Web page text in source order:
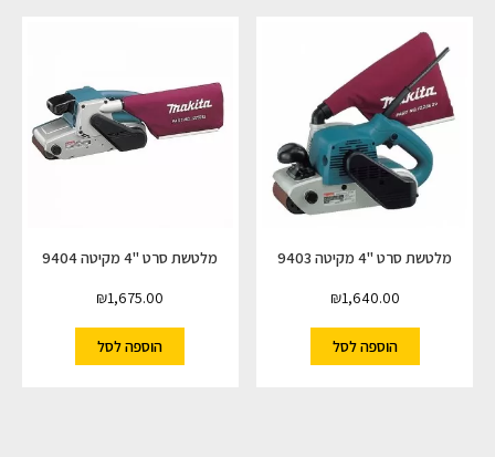
מלטשת סרט "4 מקיטה 9403
₪1,640.00
הוספה לסל
מלטשת סרט "4 מקיטה 9404
₪1,675.00
הוספה לסל